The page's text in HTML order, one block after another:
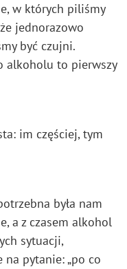
w których piliśmy
jednorazowo
być czujni.
alkoholu to pierwszy
im częściej, tym
była nam
a z czasem alkohol
sytuacji,
pytanie: „po co